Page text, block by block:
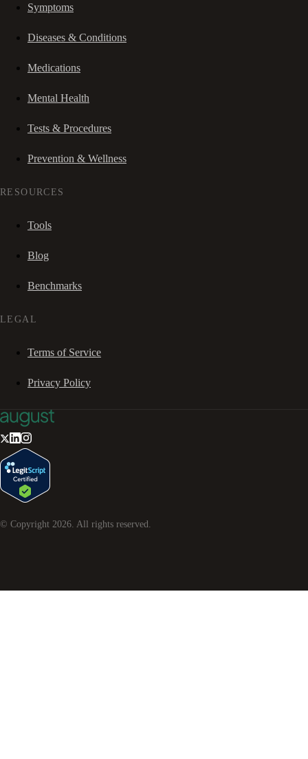
Symptoms
Diseases & Conditions
Medications
Mental Health
Tests & Procedures
Prevention & Wellness
RESOURCES
Tools
Blog
Benchmarks
LEGAL
Terms of Service
Privacy Policy
© Copyright 2026 . All rights reserved.